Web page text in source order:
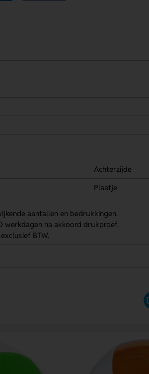
Achterzijde
Plaatje
aantallen en bedrukkingen.
werkdagen na akkoord drukproef.
BTW.